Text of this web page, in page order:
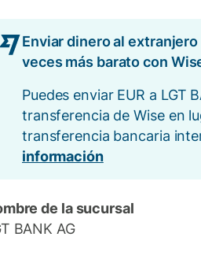
Enviar dinero al
veces más barato con
Puedes enviar EUR a LGT
transferencia de Wise en
transferencia bancaria
información
de la sucursal
BANK AG